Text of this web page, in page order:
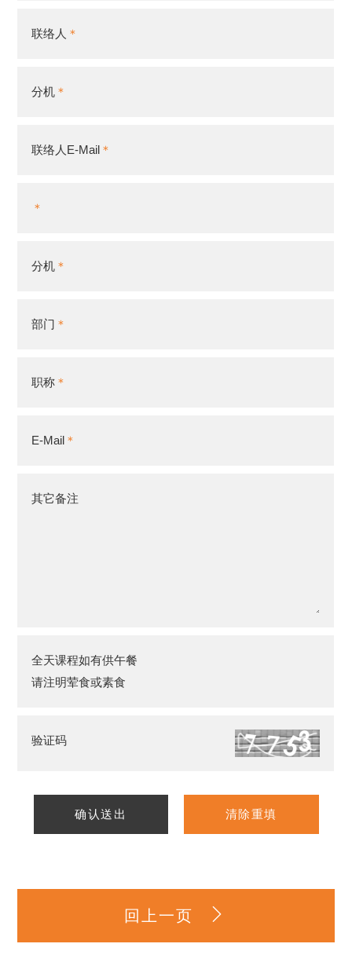
联络人
分机
联络人E-Mail
分机
部门
职称
E-Mail
其它备注
全天课程如有供午餐
请注明荤食或素食
验证码
确认送出 清除重填
回上一页